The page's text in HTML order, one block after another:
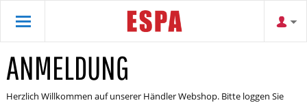
ANMELDUNG
Herzlich Willkommen auf unserer Händler Webshop. Bitte loggen Sie